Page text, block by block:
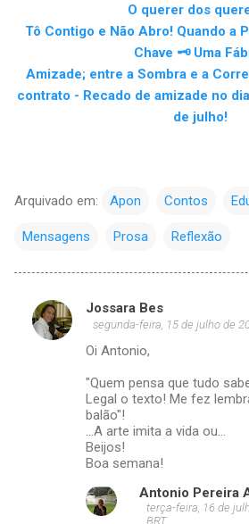
O querer dos
Tô Contigo e Não Abro! Quando a
Chave 🗝️ Uma
Amizade; entre a Sombra e a
contrato - Recado de amizade no
de julho!
Arquivado em: Apon Contos
Mensagens Prosa Reflexão
C
o
Jossara Bes
segunda-feira, 15 de julho de
Oi Antonio,
"Quem pensa que tudo
Legal o texto! Me fez
balão"!
...A arte imita a vida ou...
Beijos!
Boa semana!
Antonio Pereira
terça-feira, 16 de
BRT